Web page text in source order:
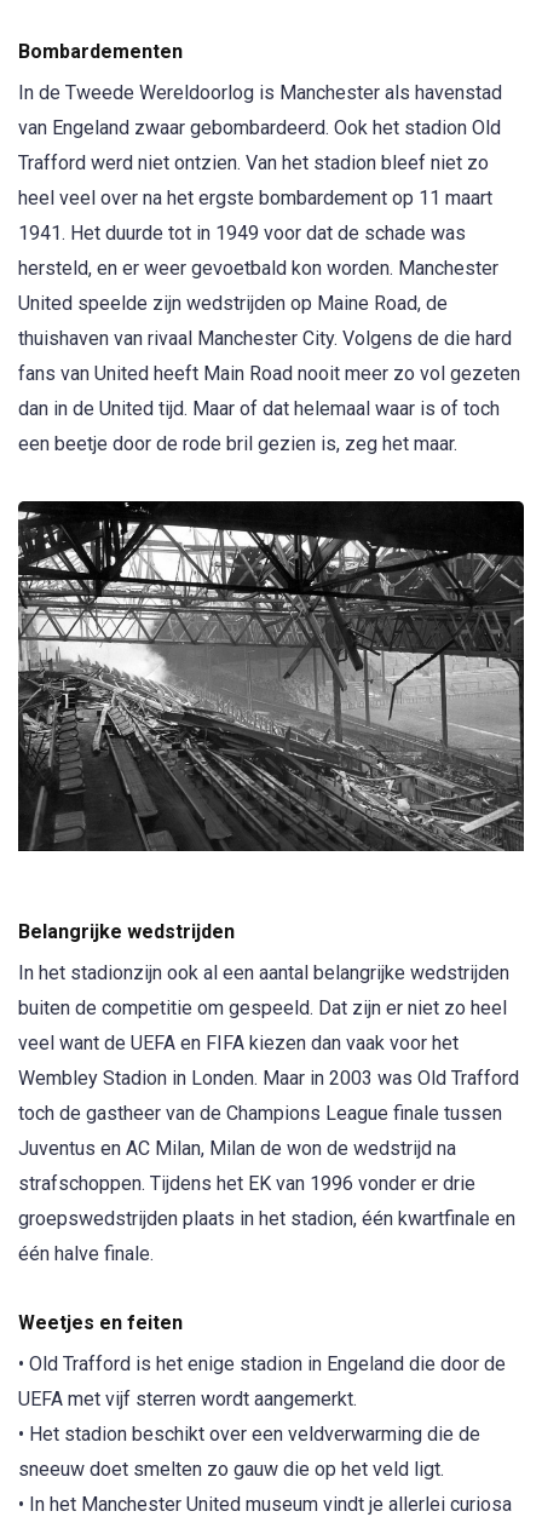
Bombardementen
In de Tweede Wereldoorlog is Manchester als havenstad
van Engeland zwaar gebombardeerd. Ook het stadion Old
Trafford werd niet ontzien. Van het stadion bleef niet zo
heel veel over na het ergste bombardement op 11 maart
1941. Het duurde tot in 1949 voor dat de schade was
hersteld, en er weer gevoetbald kon worden. Manchester
United speelde zijn wedstrijden op Maine Road, de
thuishaven van rivaal Manchester City. Volgens de die hard
fans van United heeft Main Road nooit meer zo vol gezeten
dan in de United tijd. Maar of dat helemaal waar is of toch
een beetje door de rode bril gezien is, zeg het maar.
Belangrijke wedstrijden
In het stadionzijn ook al een aantal belangrijke wedstrijden
buiten de competitie om gespeeld. Dat zijn er niet zo heel
veel want de UEFA en FIFA kiezen dan vaak voor het
Wembley Stadion in Londen. Maar in 2003 was Old Trafford
toch de gastheer van de Champions League finale tussen
Juventus en AC Milan, Milan de won de wedstrijd na
strafschoppen. Tijdens het EK van 1996 vonder er drie
groepswedstrijden plaats in het stadion, één kwartfinale en
één halve finale.
Weetjes en feiten
• Old Trafford is het enige stadion in Engeland die door de
UEFA met vijf sterren wordt aangemerkt.
• Het stadion beschikt over een veldverwarming die de
sneeuw doet smelten zo gauw die op het veld ligt.
• In het Manchester United museum vindt je allerlei curiosa